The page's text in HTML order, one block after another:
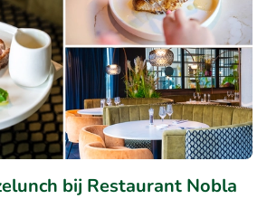
bij Restaurant Nobla